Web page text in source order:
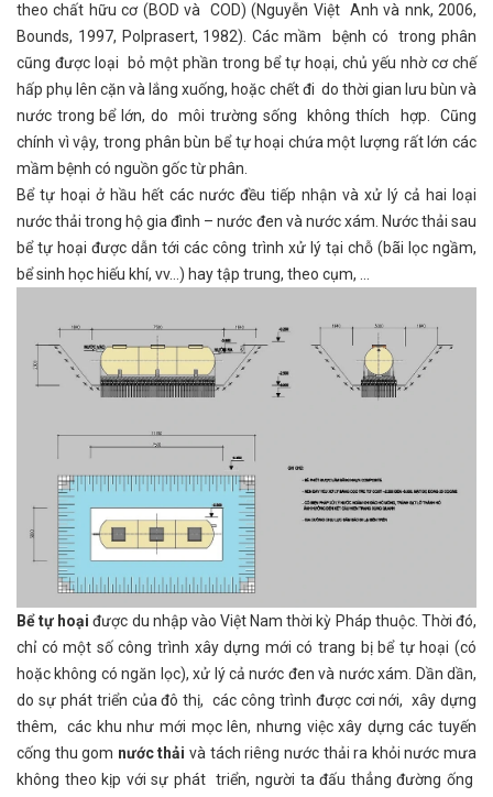
theo chất hữu cơ (BOD và COD) (Nguyễn Việt Anh và nnk, 2006,
Bounds, 1997, Polprasert, 1982). Các mầm bệnh có trong phân
cũng được loại bỏ một phần trong bể tự hoại, chủ yếu nhờ cơ chế
hấp phụ lên cặn và lắng xuống, hoặc chết đi do thời gian lưu bùn và
nước trong bể lớn, do môi trường sống không thích hợp. Cũng
chính vì vậy, trong phân bùn bể tự hoại chứa một lượng rất lớn các
mầm bệnh có nguồn gốc từ phân.
Bể tự hoại ở hầu hết các nước đều tiếp nhận và xử lý cả hai loại
nước thải trong hộ gia đình – nước đen và nước xám. Nước thải sau
bể tự hoại được dẫn tới các công trình xử lý tại chỗ (bãi lọc ngầm,
bể sinh học hiếu khí, vv…) hay tập trung, theo cụm, …
Bể tự hoạiđược du nhập vào Việt Nam thời kỳ Pháp thuộc. Thời đó,
chỉ có một số công trình xây dựng mới có trang bị bể tự hoại (có
hoặc không có ngăn lọc), xử lý cả nước đen và nước xám. Dần dần,
do sự phát triển của đô thị, các công trình được cơi nới, xây dựng
thêm, các khu như mới mọc lên, nhưng việc xây dựng các tuyến
cống thu gom nước thảivà tách riêng nước thải ra khỏi nước mưa
không theo kịp với sự phát triển, người ta đấu thẳng đường ống